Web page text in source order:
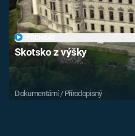
Skotsko z výšky
Dokumentární / Přírodopisný